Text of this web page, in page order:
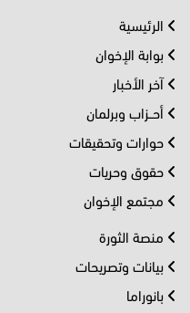
الرئيسية
بوابة الإخوان
آخر الأخبار
أحــزاب وبرلمان
حوارات وتحقيقات
حقوق وحريات
مجتمع الإخوان
منصة الثورة
بيانات وتصريحات
بانوراما